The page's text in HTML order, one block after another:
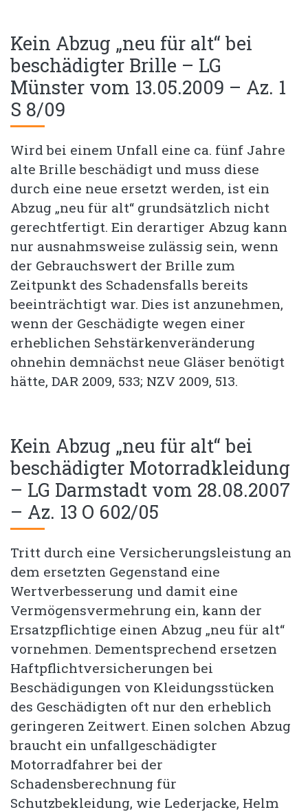
Kein Abzug „neu für alt“ bei
beschädigter Brille – LG
Münster vom 13.05.2009 – Az. 1
S 8/09
Wird bei einem Unfall eine ca. fünf Jahre
alte Brille beschädigt und muss diese
durch eine neue ersetzt werden, ist ein
Abzug „neu für alt“ grundsätzlich nicht
gerechtfertigt. Ein derartiger Abzug kann
nur ausnahmsweise zulässig sein, wenn
der Gebrauchswert der Brille zum
Zeitpunkt des Schadensfalls bereits
beeinträchtigt war. Dies ist anzunehmen,
wenn der Geschädigte wegen einer
erheblichen Sehstärkenveränderung
ohnehin demnächst neue Gläser benötigt
hätte, DAR 2009, 533; NZV 2009, 513.
Kein Abzug „neu für alt“ bei
beschädigter Motorradkleidung
– LG Darmstadt vom 28.08.2007
– Az. 13 O 602/05
Tritt durch eine Versicherungsleistung an
dem ersetzten Gegenstand eine
Wertverbesserung und damit eine
Vermögensvermehrung ein, kann der
Ersatzpflichtige einen Abzug „neu für alt“
vornehmen. Dementsprechend ersetzen
Haftpflichtversicherungen bei
Beschädigungen von Kleidungsstücken
des Geschädigten oft nur den erheblich
geringeren Zeitwert. Einen solchen Abzug
braucht ein unfallgeschädigter
Motorradfahrer bei der
Schadensberechnung für
Schutzbekleidung, wie Lederjacke, Helm